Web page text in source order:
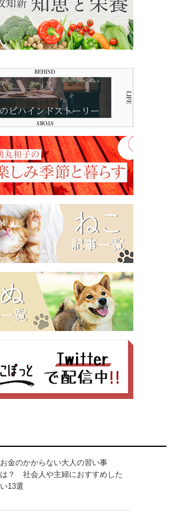
お金のかからない大人の習い事
は？ 社会人や主婦におすすめした
い13選